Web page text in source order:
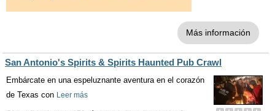
Más información
San Antonio's Spirits & Spirits Haunted Pub Crawl
Embárcate en una espeluznante aventura en el corazón
de Texas con Leer más